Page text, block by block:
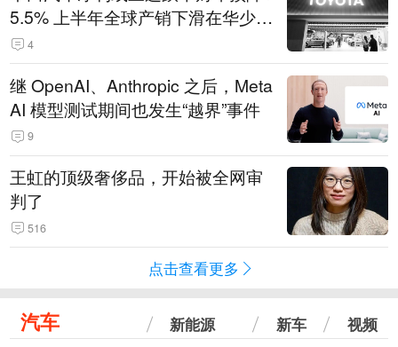
5.5% 上半年全球产销下滑在华少卖
14.3万辆
4
继 OpenAI、Anthropic 之后，Meta
AI 模型测试期间也发生“越界”事件
9
王虹的顶级奢侈品，开始被全网审
判了
516
点击查看更多
汽车 新能源 新车 视频